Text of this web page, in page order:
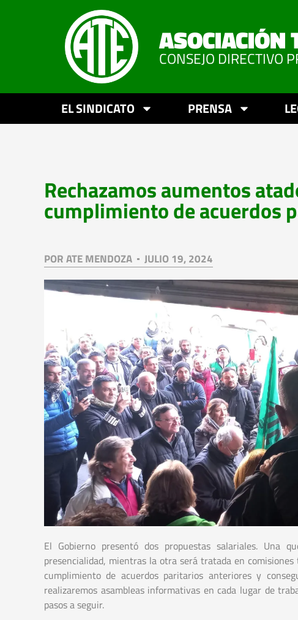
ASOCIACIÓN
CONSEJO DIRECTIVO
EL SINDICATO PRENSA
Rechazamos aumentos
cumplimiento de acuerdos
PORATE MENDOZA JULIO 19, 2024
El Gobierno presentó dos propuestas salariales. Una
presencialidad, mientras la otra será tratada en
cumplimiento de acuerdos paritarios anteriores y
realizaremos asambleas informativas en cada lugar de
pasos a seguir.